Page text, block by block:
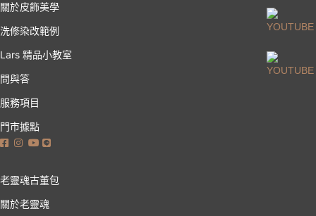
關於皮飾美學
洗修染改範例
Lars 精品小教室
問與答
服務項目
門市據點
老靈魂古董包
關於老靈魂